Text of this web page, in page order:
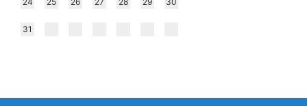
31